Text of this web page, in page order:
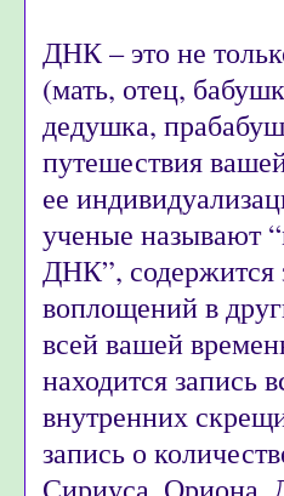
ДНК – это не
(мать, отец,
дедушка,
путешествия
ее
ученые называют
ДНК”, содержится
воплощений в
всей вашей
находится запись
внутренних
запись о